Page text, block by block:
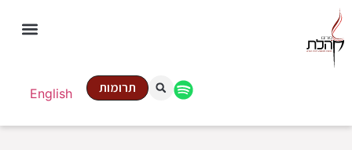
English תרומות